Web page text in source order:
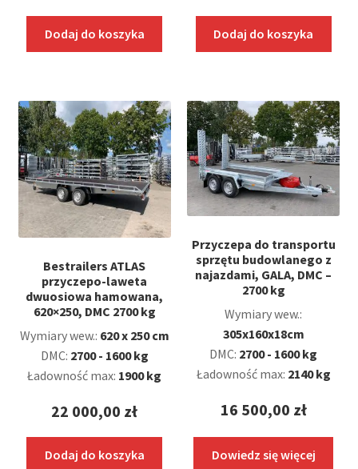
Dodaj do koszyka Dodaj do koszyka
Bestrailers ATLAS
przyczepo-laweta
dwuosiowa hamowana,
620×250, DMC 2700 kg
Wymiary wew.: 620 x 250 cm
DMC: 2700 - 1600 kg
Ładowność max: 1900 kg
22 000,00 zł
Dodaj do koszyka
Przyczepa do transportu
sprzętu budowlanego z
najazdami, GALA, DMC –
2700 kg
Wymiary wew.:
305x160x18cm
DMC: 2700 - 1600 kg
Ładowność max: 2140 kg
16 500,00 zł
Dowiedz się więcej